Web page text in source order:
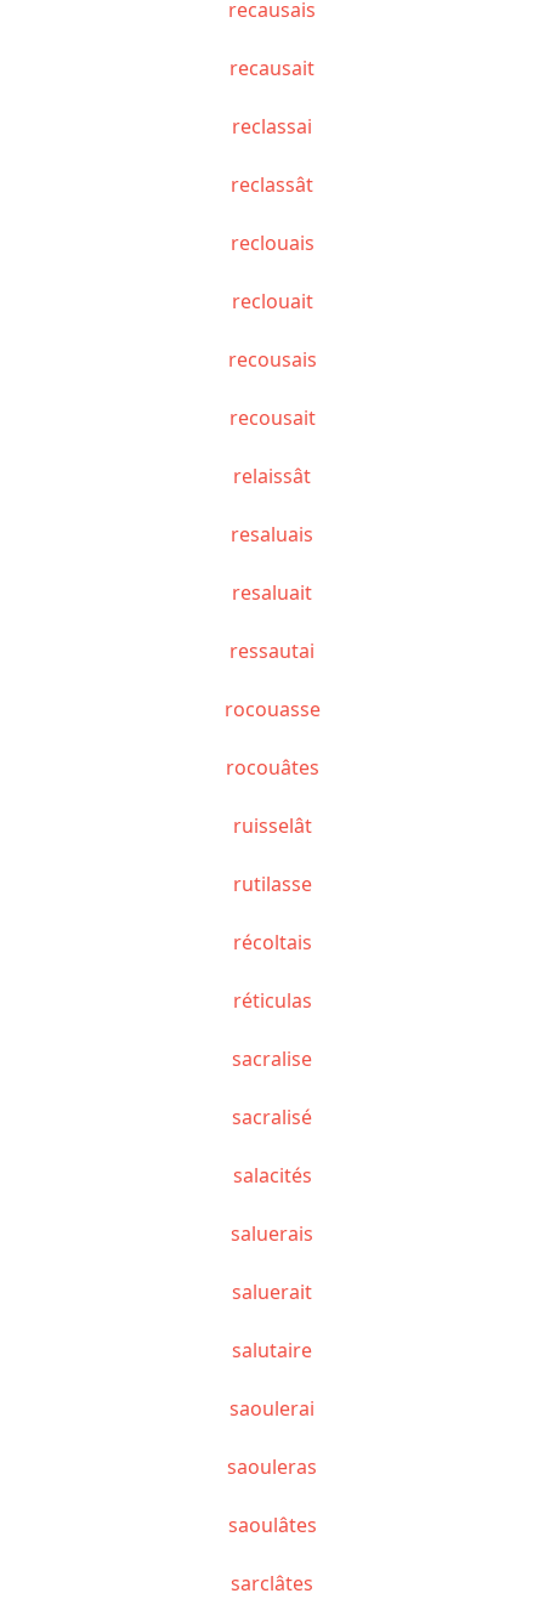
recausais
recausait
reclassai
reclassât
reclouais
reclouait
recousais
recousait
relaissât
resaluais
resaluait
ressautai
rocouasse
rocouâtes
ruisselât
rutilasse
récoltais
réticulas
sacralise
sacralisé
salacités
saluerais
saluerait
salutaire
saoulerai
saouleras
saoulâtes
sarclâtes